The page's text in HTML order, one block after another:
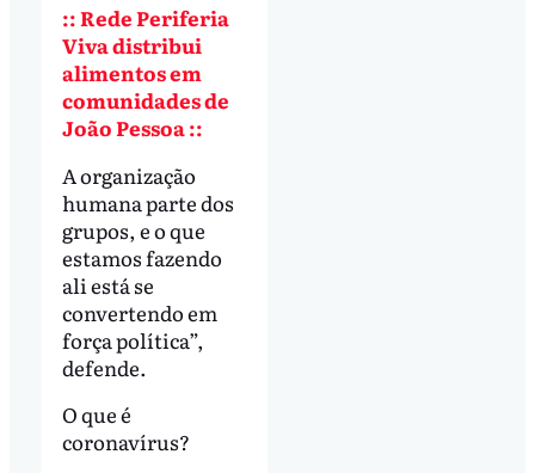
:: Rede Periferia
Viva distribui
alimentos em
comunidades de
João Pessoa ::
A organização
humana parte dos
grupos, e o que
estamos fazendo
ali está se
convertendo em
força política”,
defende.
O que é
coronavírus?